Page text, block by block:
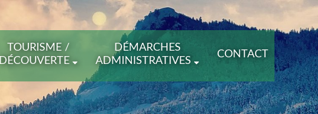
TOURISME /
DÉCOUVERTE
DÉMARCHES
ADMINISTRATIVES
CONTACT